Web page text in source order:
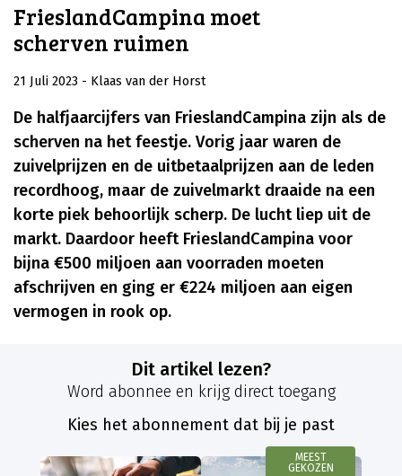
FrieslandCampina moet
scherven ruimen
21 Juli 2023 - Klaas van der Horst
De halfjaarcijfers van FrieslandCampina zijn als de
scherven na het feestje. Vorig jaar waren de
zuivelprijzen en de uitbetaalprijzen aan de leden
recordhoog, maar de zuivelmarkt draaide na een
korte piek behoorlijk scherp. De lucht liep uit de
markt. Daardoor heeft FrieslandCampina voor
bijna €500 miljoen aan voorraden moeten
afschrijven en ging er €224 miljoen aan eigen
vermogen in rook op.
Dit artikel lezen?
Word abonnee en krijg direct toegang
Kies het abonnement dat bij je past
MEEST
GEKOZEN